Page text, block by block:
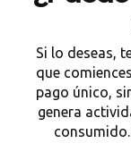
Si lo deseas,
que
pago único,
genera